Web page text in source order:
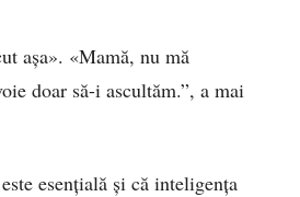
așa». «Mamă, nu mă
doar să-i ascultăm.”, a mai
esențială și că inteligența